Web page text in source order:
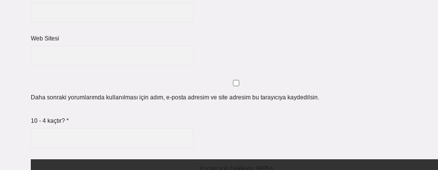
Web Sitesi
Daha sonraki yorumlarımda kullanılması için adım, e-posta adresim ve site adresim bu tarayıcıya kaydedilsin.
10 - 4 kaçtır? *